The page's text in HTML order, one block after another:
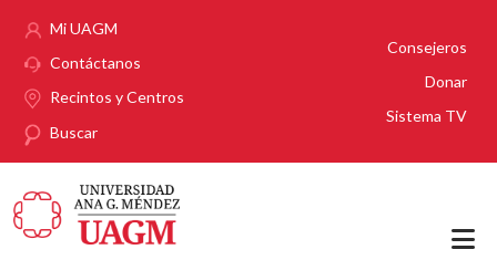
Mi UAGM
Contáctanos
Recintos y Centros
Buscar
Consejeros
Donar
Sistema TV